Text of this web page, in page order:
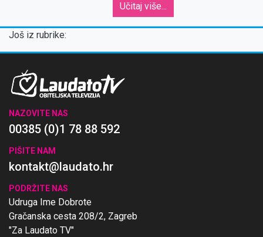
Učitaj više...
Još iz rubrike:
NAZOVITE NAS
00385 (0)1 78 88 592
PIŠITE NAM
kontakt@laudato.hr
PODRŽITE NAS
Udruga Ime Dobrote
Gračanska cesta 208/2, Zagreb
"Za Laudato TV"